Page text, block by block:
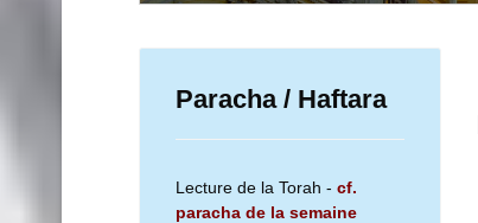
Paracha / Haftara
Lecture de la Torah - cf.
paracha de la semaine